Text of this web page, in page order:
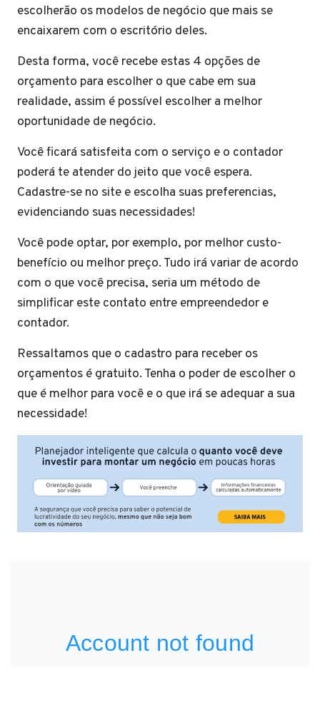
escolherão os modelos de negócio que mais se
encaixarem com o escritório deles.
Desta forma, você recebe estas 4 opções de
orçamento para escolher o que cabe em sua
realidade, assim é possível escolher a melhor
oportunidade de negócio.
Você ficará satisfeita com o serviço e o contador
poderá te atender do jeito que você espera.
Cadastre-se no site e escolha suas preferencias,
evidenciando suas necessidades!
Você pode optar, por exemplo, por melhor custo-
benefício ou melhor preço. Tudo irá variar de acordo
com o que você precisa, seria um método de
simplificar este contato entre empreendedor e
contador.
Ressaltamos que o cadastro para receber os
orçamentos é gratuito. Tenha o poder de escolher o
que é melhor para você e o que irá se adequar a sua
necessidade!